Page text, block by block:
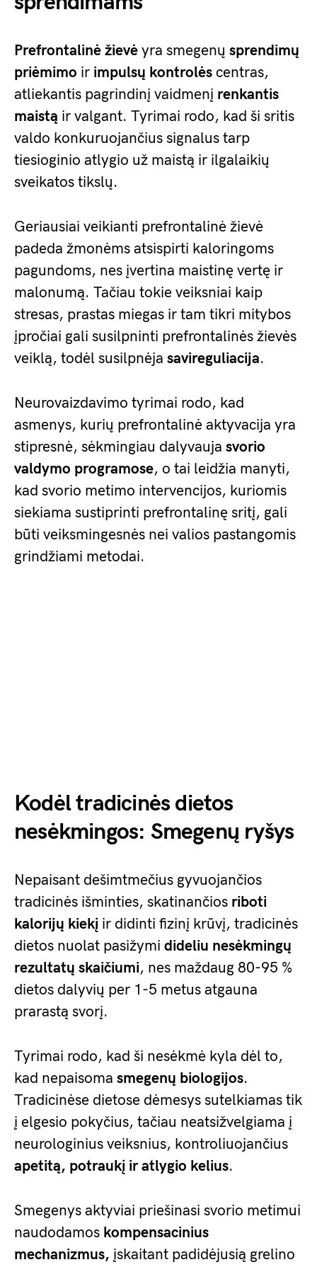
Prefrontalinė žievė yra smegenų sprendimų
priėmimo ir impulsų kontrolės centras,
atliekantis pagrindinį vaidmenį renkantis
maistą ir valgant. Tyrimai rodo, kad ši sritis
valdo konkuruojančius signalus tarp
tiesioginio atlygio už maistą ir ilgalaikių
sveikatos tikslų.
Geriausiai veikianti prefrontalinė žievė
padeda žmonėms atsispirti kaloringoms
pagundoms, nes įvertina maistinę vertę ir
malonumą. Tačiau tokie veiksniai kaip
stresas, prastas miegas ir tam tikri mitybos
įpročiai gali susilpninti prefrontalinės žievės
veiklą, todėl susilpnėja savireguliacija.
Neurovaizdavimo tyrimai rodo, kad
asmenys, kurių prefrontalinė aktyvacija yra
stipresnė, sėkmingiau dalyvauja svorio
valdymo programose, o tai leidžia manyti,
kad svorio metimo intervencijos, kuriomis
siekiama sustiprinti prefrontalinę sritį, gali
būti veiksmingesnės nei valios pastangomis
grindžiami metodai.
Kodėl tradicinės dietos
nesėkmingos: Smegenų ryšys
Nepaisant dešimtmečius gyvuojančios
tradicinės išminties, skatinančios riboti
kalorijų kiekį ir didinti fizinį krūvį, tradicinės
dietos nuolat pasižymi dideliu nesėkmingų
rezultatų skaičiumi, nes maždaug 80-95 %
dietos dalyvių per 1-5 metus atgauna
prarastą svorį.
Tyrimai rodo, kad ši nesėkmė kyla dėl to,
kad nepaisoma smegenų biologijos.
Tradicinėse dietose dėmesys sutelkiamas tik
į elgesio pokyčius, tačiau neatsižvelgiama į
neurologinius veiksnius, kontroliuojančius
apetitą, potraukį ir atlygio kelius.
Smegenys aktyviai priešinasi svorio metimui
naudodamos kompensacinius
mechanizmus, įskaitant padidėjusią grelino